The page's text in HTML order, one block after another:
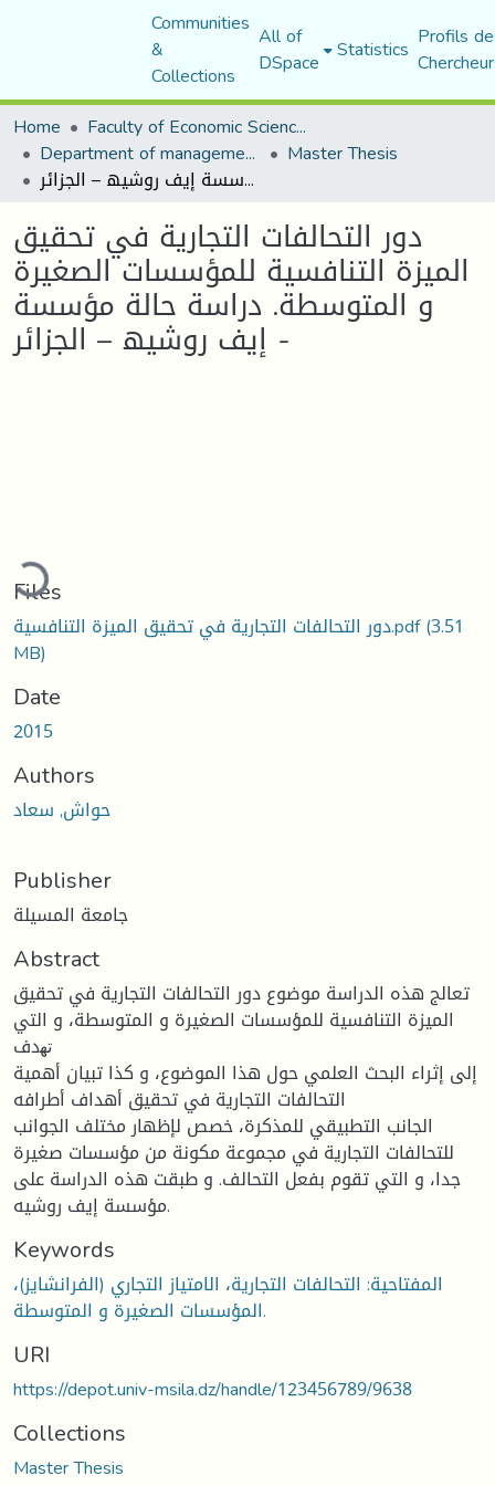
Communities
&
Collections
All of
DSpace Statistics Profils
Home
Faculty of Economic Sciences, Commerce and Management Sciences
Department of management sciences Master Thesis
دور التحالفات التجاریة في تحقیق المیزة التنافسیة للمؤسسات الصغیرة و المتوسطة. دراسة حالة مؤسسة إیف روشیھ – الجزائر -
دور التحالفات التجاریة في تحقیق
المیزة التنافسیة للمؤسسات الصغیرة
و المتوسطة. دراسة حالة مؤسسة
إیف روشیھ – الجزائر -
Files
دور التحالفات التجاریة في تحقیق المیزة التنافسیة.pdf(3.51
MB)
Date
2015
Authors
حواش, سعاد
Publisher
جامعة المسيلة
Abstract
تعالج هذه الدراسة موضوع دور التحالفات التجارية في تحقيق
الميزة التنافسية للمؤسسات الصغيرة و المتوسطة، و التي
ﺗﻬدف
إلى إثراء البحث العلمي حول هذا الموضوع، و كذا تبيان أهمية
التحالفات التجارية في تحقيق أهداف أطرافه
الجانب التطبيقي للمذكرة، خصص لإظهار مختلف الجوانب
للتحالفات التجارية في مجموعة مكونة من مؤسسات صغيرة
جدا، و التي تقوم بفعل التحالف. و طبقت هذه الدراسة على
مؤسسة إيف روشيه.
Keywords
المفتاحية: التحالفات التجارية، الامتياز التجاري (الفرانشايز)،
المؤسسات الصغيرة و المتوسطة.
URI
https://depot.univ-msila.dz/handle/123456789/9638
Collections
Master Thesis